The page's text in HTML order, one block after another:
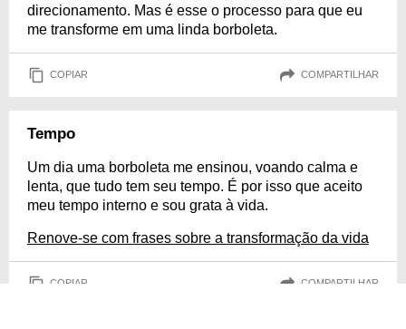
direcionamento. Mas é esse o processo para que eu
me transforme em uma linda borboleta.
COPIAR COMPARTILHAR
Tempo
Um dia uma borboleta me ensinou, voando calma e
lenta, que tudo tem seu tempo. É por isso que aceito
meu tempo interno e sou grata à vida.
Renove-se com frases sobre a transformação da vida
COPIAR COMPARTILHAR